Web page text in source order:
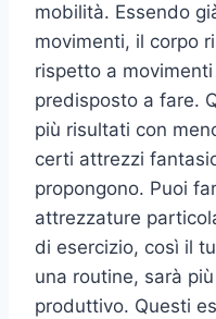
mobilità. Essendo
movimenti, il corpo
rispetto a
predisposto a fare.
più risultati con
certi attrezzi
propongono. Puoi
attrezzature
di esercizio, così il
una routine, sarà
produttivo. Questi